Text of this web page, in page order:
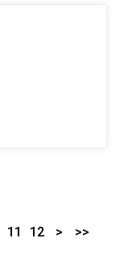
11 12 > >>